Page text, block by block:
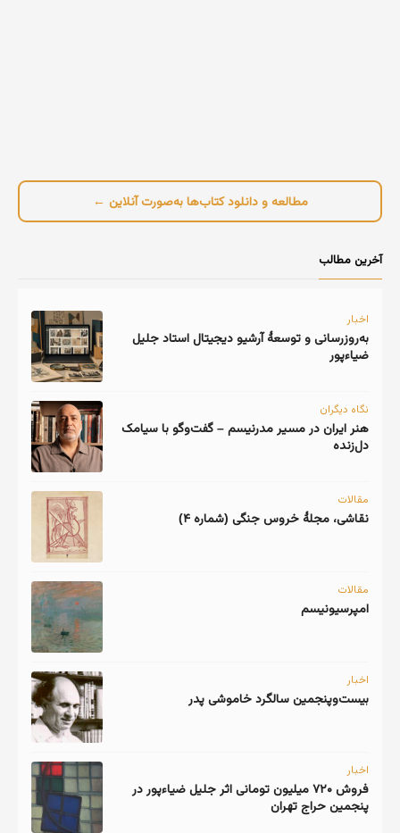
مطالعه و دانلود کتاب‌ها به‌صورت آنلاین ←
آخرین مطالب
اخبار
به‌روزرسانی و توسعهٔ آرشیو دیجیتال استاد جلیل
ضیاءپور
نگاه دیگران
هنر ایران در مسیر مدرنیسم – گفت‌وگو با سیامک
دل‌زنده
مقالات
نقاشی، مجلهٔ خروس جنگی (شماره ۴)
مقالات
امپرسیونیسم
اخبار
اخبار
فروش ۷۲۰ میلیون تومانی اثر جلیل ضیاءپور در
پنجمین حراج تهران